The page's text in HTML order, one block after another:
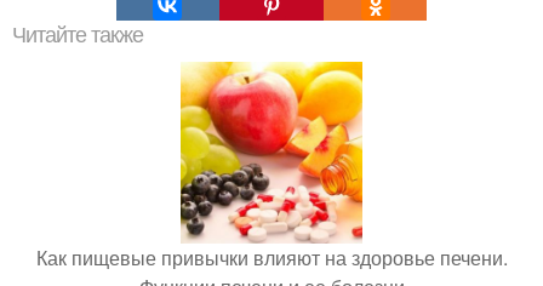
Читайте также
Как пищевые привычки влияют на здоровье печени.